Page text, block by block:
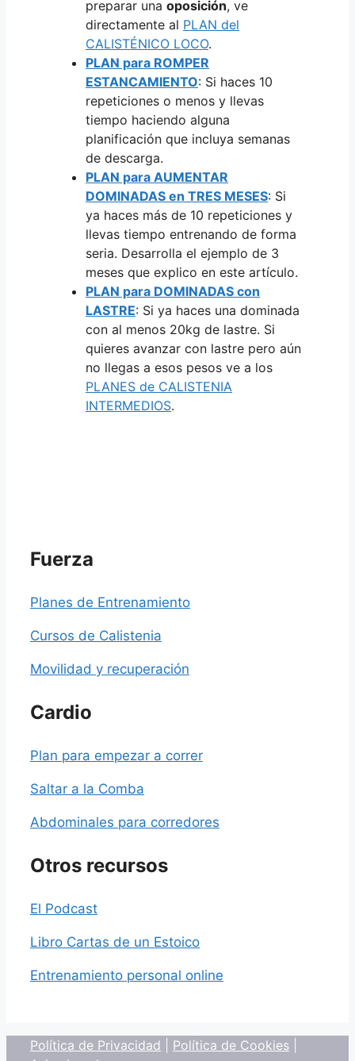
preparar una oposición, ve
directamente al PLAN del
CALISTÉNICO LOCO.
PLAN para ROMPER
ESTANCAMIENTO: Si haces 10
repeticiones o menos y llevas
tiempo haciendo alguna
planificación que incluya semanas
de descarga.
PLAN para AUMENTAR
DOMINADAS en TRES MESES: Si
ya haces más de 10 repeticiones y
llevas tiempo entrenando de forma
seria. Desarrolla el ejemplo de 3
meses que explico en este artículo.
PLAN para DOMINADAS con
LASTRE: Si ya haces una dominada
con al menos 20kg de lastre. Si
quieres avanzar con lastre pero aún
no llegas a esos pesos ve a los
PLANES de CALISTENIA
INTERMEDIOS.
Fuerza
Planes de Entrenamiento
Cursos de Calistenia
Movilidad y recuperación
Cardio
Plan para empezar a correr
Saltar a la Comba
Abdominales para corredores
Otros recursos
El Podcast
Libro Cartas de un Estoico
Entrenamiento personal online
Política de Privacidad Política de Cookies